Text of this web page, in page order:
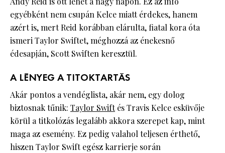
egyébként nem csupán Kelce miatt érdekes, hanem
azért is, mert Reid korábban elárulta, fiatal kora óta
ismeri Taylor Swiftet, méghozzá az énekesnő
édesapján, Scott Swiften keresztül.
A LÉNYEG A TITOKTARTÁS
Akár pontos a vendéglista, akár nem, egy dolog
biztosnak tűnik: Taylor Swiftés Travis Kelce esküvője
körül a titkolózás legalább akkora szerepet kap, mint
maga az esemény. Ez pedig valahol teljesen érthető,
hiszen Taylor Swift egész karrierje során